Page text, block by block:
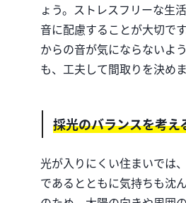
ょう。 ストレスフリーな生
音に配慮することが大切です
からの音が気にならないよ
も、工夫して間取りを決めま
採光のバランスを考え
光が入りにくい住まいでは
であるとともに気持ちも沈